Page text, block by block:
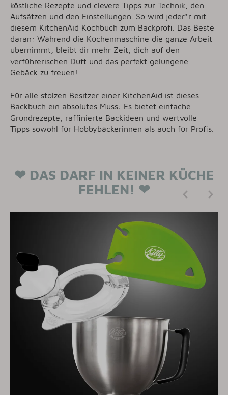
köstliche Rezepte und clevere Tipps zur Technik, den
Aufsätzen und den Einstellungen. So wird jeder*r mit
diesem KitchenAid Kochbuch zum Backprofi. Das Beste
daran: Während die Küchenmaschine die ganze Arbeit
übernimmt, bleibt dir mehr Zeit, dich auf den
verführerischen Duft und das perfekt gelungene
Gebäck zu freuen!
Für alle stolzen Besitzer einer KitchenAid ist dieses
Backbuch ein absolutes Muss: Es bietet einfache
Grundrezepte, raffinierte Backideen und wertvolle
Tipps sowohl für Hobbybäckerinnen als auch für Profis.
❤ DAS DARF IN KEINER KÜCHE
FEHLEN! ❤